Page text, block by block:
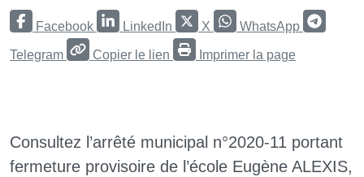
Facebook LinkedIn X WhatsApp
Telegram Copier le lien Imprimer la page
Consultez l’arrêté municipal n°2020-11 portant
fermeture provisoire de l’école Eugène ALEXIS,